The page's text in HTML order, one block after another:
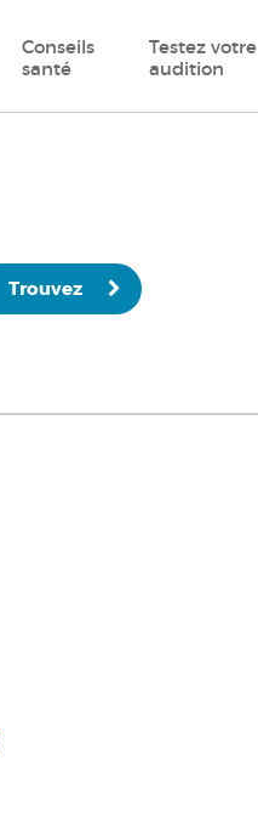
Conseils
santé
Testez votre
audition
Trouvez